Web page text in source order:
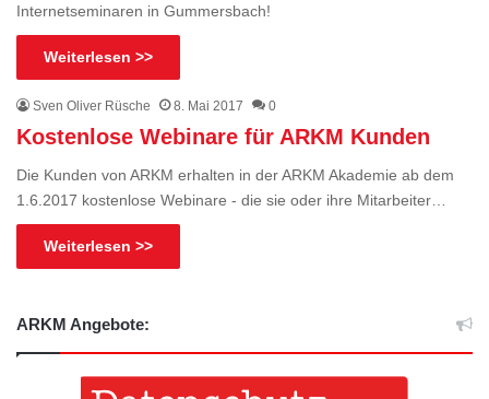
Internetseminaren in Gummersbach!
Weiterlesen >>
Sven Oliver Rüsche 8. Mai 2017 0
Kostenlose Webinare für ARKM Kunden
Die Kunden von ARKM erhalten in der ARKM Akademie ab dem
1.6.2017 kostenlose Webinare - die sie oder ihre Mitarbeiter…
Weiterlesen >>
ARKM Angebote: